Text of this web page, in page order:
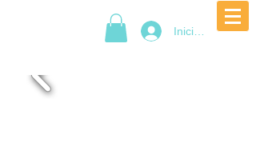
Iniciar sesión